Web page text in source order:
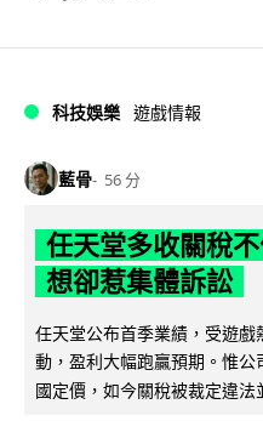
科技娛樂 遊戲情報
藍骨 56 分
任天堂多收關稅
想卻惹集體訴訟
任天堂公布首季業績，受遊
動，盈利大幅跑贏預期。惟
國定價，如今關稅被裁定違法